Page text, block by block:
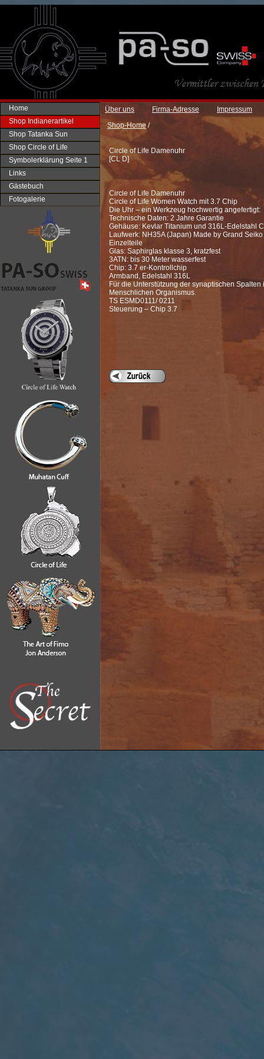
Home
Shop Indianerartikel
Shop Tatanka Sun
Shop Circle of Life
Symbolerklärung Seite 1
Links
Gästebuch
Fotogalerie
Über uns Firma-Adresse
Impressum
Shop-Home /
Circle of Life Damenuhr
[CL D]
Circle of Life Damenuhr
Circle of Life Women Watch mit 3.7 Chip
Die Uhr – ein Werkzeug hochwertig angefertigt:
Technische Daten: 2 Jahre Garantie
Gehäuse: Kevlar Titanium und 316L-Edelstahl
Laufwerk: NH35A (Japan) Made by Grand
Einzelteile
Glas: Saphirglas klasse 3, kratzfest
3ATN: bis 30 Meter wasserfest
Chip: 3.7 er-Kontrollchip
Armband, Edelstahl 316L
Für die Unterstützung der synaptischen Spalten
Menschlichen Organismus.
TS ESMD0111/ 0211
Steuerung – Chip 3.7